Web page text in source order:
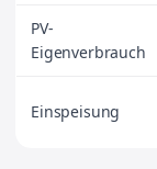
PV-
Eigenverbrauch
Einspeisung